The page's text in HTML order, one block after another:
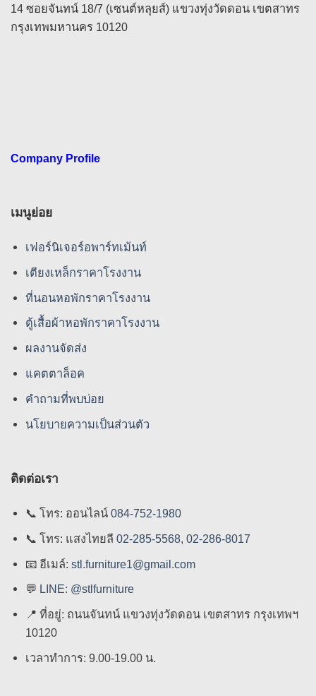
14 ซอยจันทน์ 18/7 (เซนต์หลุยส์) แขวงทุ่งวัดดอน เขตสาทร
กรุงเทพมหานคร 10120
Company Profile
เมนูย่อย
เฟอร์นิเจอร์อพาร์ทเม้นท์
เตียงเหล็กราคาโรงงาน
ที่นอนหอพักราคาโรงงาน
ตู้เสื้อผ้าหอพักราคาโรงงาน
ผลงานจัดส่ง
แคตตาล็อค
คําถามที่พบบ่อย
นโยบายความเป็นส่วนตัว
ติดต่อเรา
📞โทร: ออนไลน์084-752-1980
📞โทร: แสงไทยลี 02-285-5568,02-286-8017
📧 อีเมล์:stl.furniture1@gmail.com
💬 LINE: @stlfurniture
📍 ที่อยู่: ถนนจันทน์ แขวงทุ่งวัดดอน เขตสาทร กรุงเทพฯ
10120
เวลาทำการ: 9.00-19.00 น.